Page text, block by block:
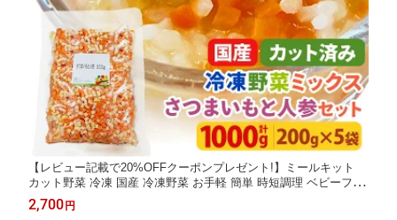
【レビュー記載で20%OFFクーポンプレゼント!】ミールキット
カット野菜 冷凍 国産 冷凍野菜 お手軽 簡単 時短調理 ベビーフー
ド 7ヶ月 8ヶ月 アレルギー冷凍カット済み 野菜ミックス 離乳食
用（さつまいもと人参）セット 200g×5袋
2,700円